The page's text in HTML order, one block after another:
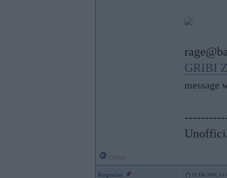
GRIBI
message
Kopteins 18. Feb 2004,